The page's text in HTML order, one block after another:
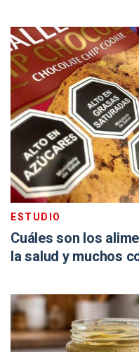
ESTUDIO
Cuáles son los
la salud y muchos